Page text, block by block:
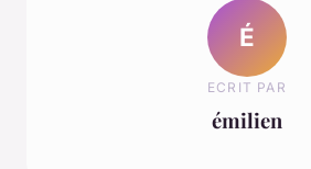
É
ECRIT PAR
émilien